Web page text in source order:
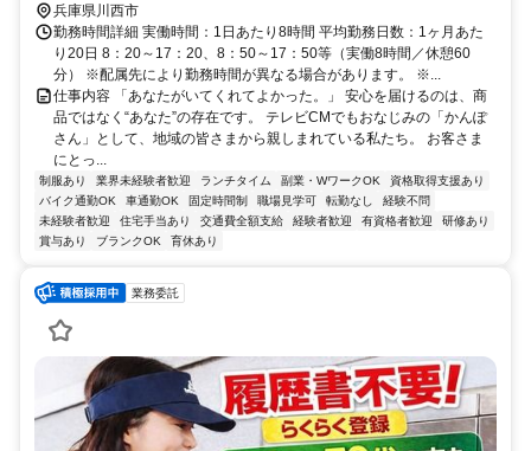
兵庫県川西市
勤務時間詳細 実働時間：1日あたり8時間 平均勤務日数：1ヶ月あた
り20日 8：20～17：20、8：50～17：50等（実働8時間／休憩60
分） ※配属先により勤務時間が異なる場合があります。 ※...
仕事内容 「あなたがいてくれてよかった。」 安心を届けるのは、商
品ではなく“あなた”の存在です。 テレビCMでもおなじみの「かんぽ
さん」として、地域の皆さまから親しまれている私たち。 お客さま
にとっ...
制服あり 業界未経験者歓迎 ランチタイム 副業・WワークOK
資格取得支援あり
バイク通勤OK
車通勤OK 固定時間制 職場見学可 転勤なし
経験不問
未経験者歓迎
住宅手当あり 交通費全額支給 経験者歓迎 有資格者歓迎
研修あり
賞与あり
ブランクOK 育休あり
業務委託